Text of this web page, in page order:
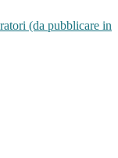
(da pubblicare in